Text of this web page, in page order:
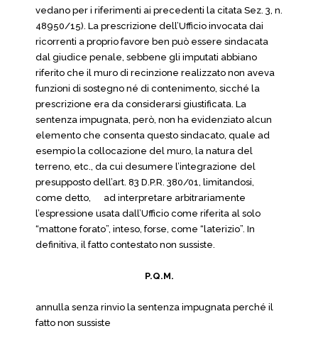
vedano per i riferimenti ai precedenti la citata Sez. 3, n.
48950/15). La prescrizione dell’Ufficio invocata dai
ricorrenti a proprio favore ben può essere sindacata
dal giudice penale, sebbene gli imputati abbiano
riferito che il muro di recinzione realizzato non aveva
funzioni di sostegno né di contenimento, sicché la
prescrizione era da considerarsi giustificata. La
sentenza impugnata, però, non ha evidenziato alcun
elemento che consenta questo sindacato, quale ad
esempio la collocazione del muro, la natura del
terreno, etc., da cui desumere l’integrazione del
presupposto dell’art. 83 D.P.R. 380/01, limitandosi,
come detto,
ad interpretare arbitrariamente
l’espressione usata dall’Ufficio come riferita al solo
“mattone forato”, inteso, forse, come “laterizio”. In
definitiva, il fatto contestato non sussiste.
P.Q.M.
annulla senza rinvio la sentenza impugnata perché il
fatto non sussiste